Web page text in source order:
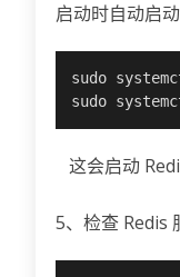
启动时自动启动
sudo
sudo
这会启动
5、检查 Redis